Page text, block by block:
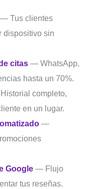
— Tus clientes
dispositivo sin
citas — WhatsApp,
hasta un 70%.
completo,
en un lugar.
—
Google — Flujo
tus reseñas.